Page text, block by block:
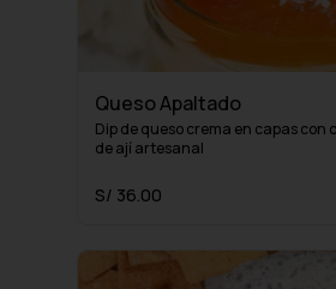
Queso Apaltado
Dip de queso crema en capas
de ají artesanal
S/ 36.00